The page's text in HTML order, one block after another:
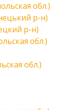
обл.)
р-н)
р-н)
обл.)
обл.)